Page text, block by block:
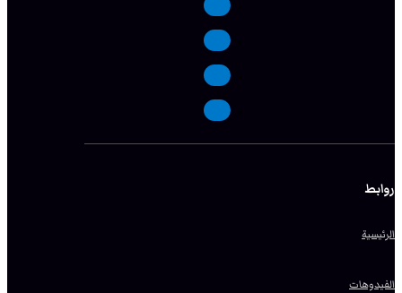
روابط
الرئيسية
الفيدوهات